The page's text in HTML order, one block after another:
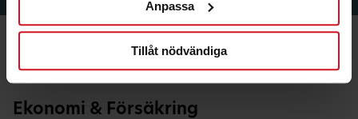
Anpassa
Tillåt nödvändiga
Ekonomi & Försäkring